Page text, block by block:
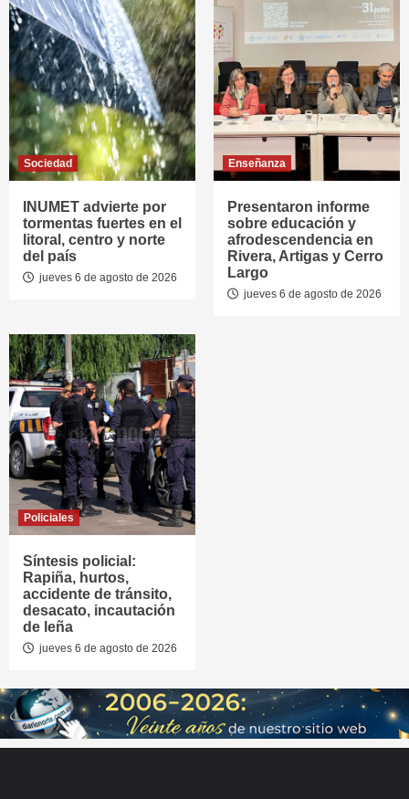
Sociedad
INUMET advierte por
tormentas fuertes en el
litoral, centro y norte
del país
jueves 6 de agosto de 2026
Enseñanza
Presentaron informe
sobre educación y
afrodescendencia en
Rivera, Artigas y Cerro
Largo
jueves 6 de agosto de 2026
Policiales
Síntesis policial:
Rapiña, hurtos,
accidente de tránsito,
desacato, incautación
de leña
jueves 6 de agosto de 2026